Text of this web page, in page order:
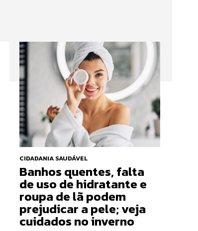
CIDADANIA SAUDÁVEL
Banhos quentes, falta
de uso de hidratante e
roupa de lã podem
prejudicar a pele; veja
cuidados no inverno